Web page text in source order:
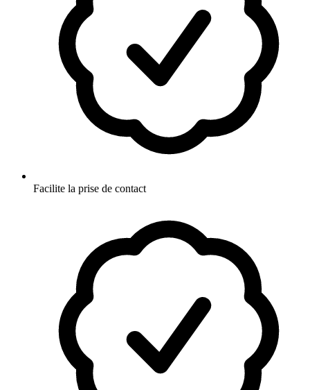
Facilite la prise de contact